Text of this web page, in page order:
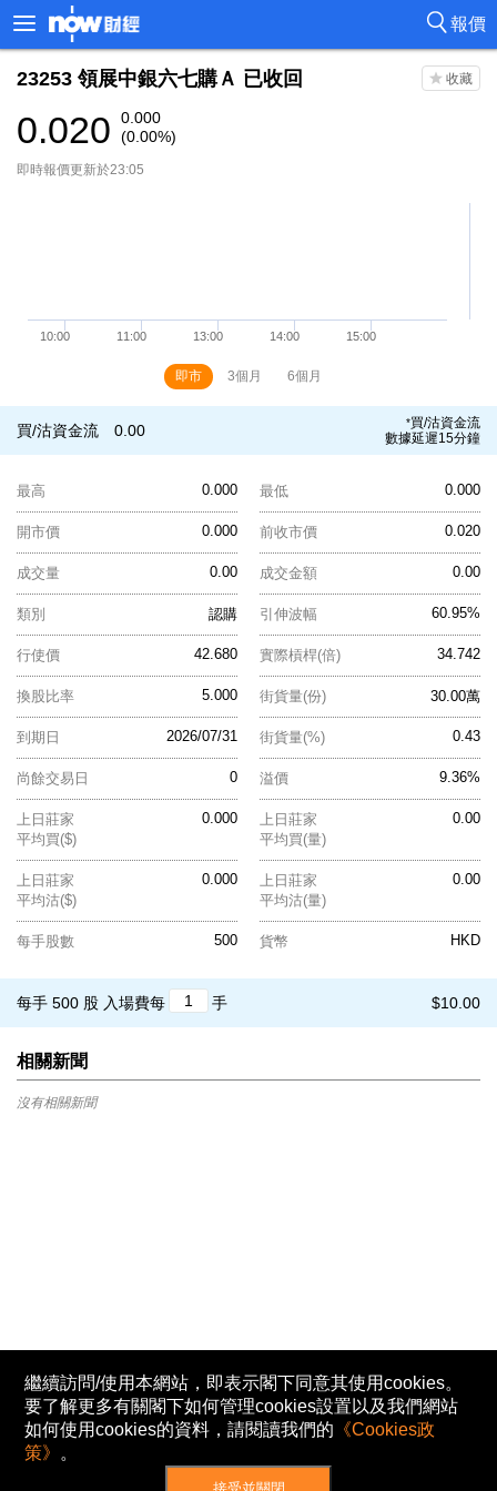
報價
23253 領展中銀六七購Ａ 已收回
0.020
0.000
(0.00%)
即時報價更新於23:05
即市 3個月 6個月
買/沽資金流 0.00 *買/沽資金流
數據延遲15分鐘
0.000
最高 0.000
最低
0.000
開市價 0.020
前收市價
0.00
成交量 0.00
成交金額
認購
類別 60.95%
引伸波幅
42.680
行使價 34.742
實際槓桿(倍)
5.000
換股比率 30.00萬
街貨量(份)
2026/07/31
到期日 0.43
街貨量(%)
0
尚餘交易日 9.36%
溢價
0.000
上日莊家
平均買($)
0.00
上日莊家
平均買(量)
0.000
上日莊家
平均沽($)
0.00
上日莊家
平均沽(量)
500
每手股數 HKD
貨幣
$10.00
每手 500 股 入場費每 手
相關新聞
沒有相關新聞
繼續訪問/使用本網站，即表示閣下同意其使用cookies。
要了解更多有關閣下如何管理cookies設置以及我們網站
如何使用cookies的資料，請閱讀我們的 《Cookies政
策》 。